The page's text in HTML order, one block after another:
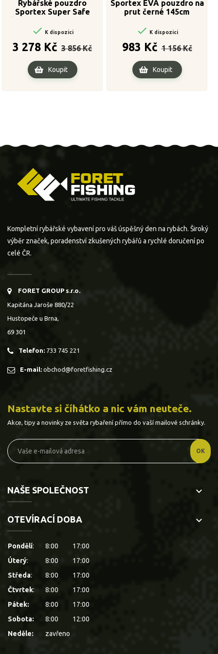
Rybářské pouzdro
Sportex Super Safe
 K dispozici
3 278 Kč
cena
3 856 Kč
Koupit
Sportex EVA pouzdro na
prut černé 145cm
 K dispozici
983 Kč cena
1 156 Kč
Cena
Koupit
Kompletní rybářské vybavení pro váš úspěšný den na rybách. Široký
výběr značek, poradenství zkušených rybářů a rychlé doručení po
celé ČR.
FORET GROUP s.r.o.
Kapitána Jaroše 880/22
Hustopeče u Brna,
69 301
Telefon: 733 745 221
E-mail: obchod@foretfishing.cz
Nastavte si číhátko a nic vám neuteče.
Akce, tipy a novinky ze světa rybaření přímo do vaší mailové schránky.
NAŠE SPOLEČNOST keyboard_arrow_down
OTEVÍRACÍ DOBA keyboard_arrow_down
Pondělí: 8:00
17:00
Úterý: 8:00
17:00
Středa: 8:00
17:00
Čtvrtek: 8:00
17:00
Pátek:
8:00
17:00
Sobota:
8:00
12:00
Neděle:
zavřeno